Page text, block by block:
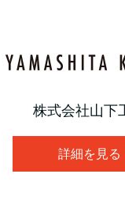
株式会社山下
詳細を見る